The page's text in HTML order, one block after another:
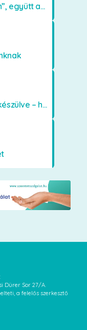
Együtt a „színpadon”, együtt az élményekért 🎭✨
A hőségriadóra felkészülve – hűsítő fejlesztések a Szent Lajos Otthonban
Dürer Sor 27/A.
a felelős szerkesztő